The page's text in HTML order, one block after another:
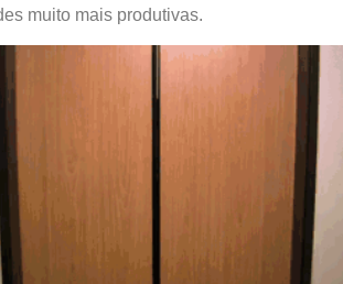
muito mais produtivas.